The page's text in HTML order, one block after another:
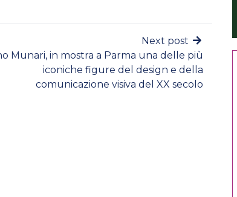
Next post
Munari, in mostra a Parma una delle più
iconiche figure del design e della
comunicazione visiva del XX secolo